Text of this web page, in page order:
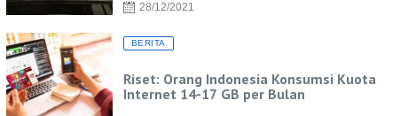
28/12/2021
BERITA
Riset: Orang Indonesia Konsumsi Kuota
Internet 14-17 GB per Bulan